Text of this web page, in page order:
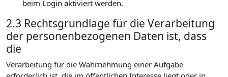
beim Login aktiviert werden.
2.3 Rechtsgrundlage für die Verarbeitung
der personenbezogenen Daten ist, dass
die
Verarbeitung für die Wahrnehmung einer Aufgabe